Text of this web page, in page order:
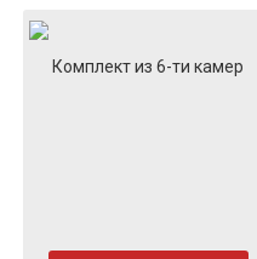
Комплект из 6-ти камер